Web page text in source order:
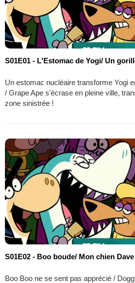
S01E01 - L'Estomac de Yogi/ Un
Un estomac nucléaire transforme Yogi
/ Grape Ape s'écrase en pleine ville,
zone sinistrée !
S01E02 - Boo boude/ Mon chien Dave
Boo Boo ne se sent pas apprécié /